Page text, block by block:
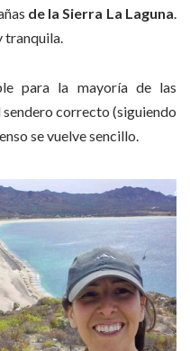
de la Sierra La Laguna.
tranquila.
para la mayoría de las
sendero correcto (siguiendo
se vuelve sencillo.